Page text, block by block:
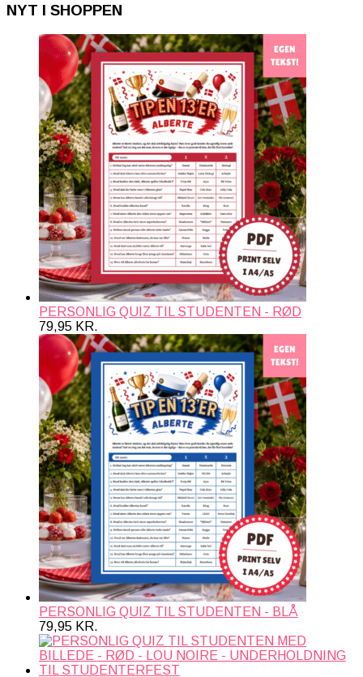
NYT I SHOPPEN
PERSONLIG QUIZ TIL STUDENTEN - RØD
79,95 KR.
PERSONLIG QUIZ TIL STUDENTEN - BLÅ
79,95 KR.